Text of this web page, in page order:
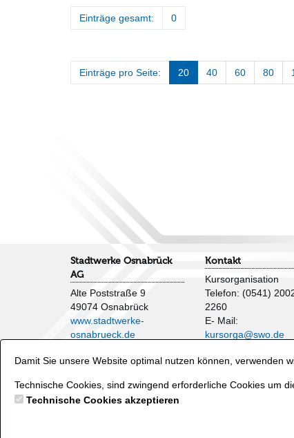
Einträge gesamt: 0
Einträge pro Seite: 20 40 60 80
Stadtwerke Osnabrück
AG
Alte Poststraße 9
49074 Osnabrück
www.stadtwerke-
osnabrueck.de
AGB
Verträge hier kündigen
Kontakt
Kursorganisation
Telefon: (0541)
2260
E- Mail:
kursorga@swo.de
Veranstaltungen
Telefon: (0541)
Damit Sie unsere Website optimal nutzen können, verwenden
Technische Cookies, sind zwingend erforderliche Cookies um
Technische Cookies akzeptieren